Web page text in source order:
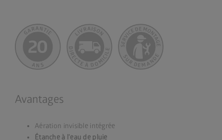
Avantages
Aération invisible intégrée
Étanche à l’eau de pluie